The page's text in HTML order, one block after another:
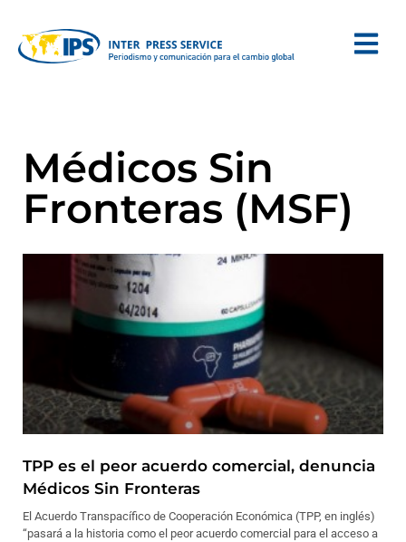
Médicos Sin
Fronteras (MSF)
TPP es el peor acuerdo comercial, denuncia
Médicos Sin Fronteras
El Acuerdo Transpacífico de Cooperación Económica (TPP, en inglés)
“pasará a la historia como el peor acuerdo comercial para el acceso a